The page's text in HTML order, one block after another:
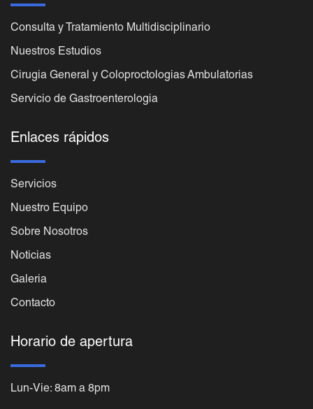
Consulta y Tratamiento Multidisciplinario
Nuestros Estudios
Cirugia General y Coloproctologias Ambulatorias
Servicio de Gastroenterologia
Enlaces rápidos
Servicios
Nuestro Equipo
Sobre Nosotros
Noticias
Galeria
Contacto
Horario de apertura
Lun-Vie: 8am a 8pm